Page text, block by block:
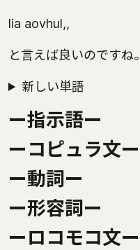
lia aovhul,,
と言えば良いのですね。
新しい単語
ー指示語ー
ーコピュラ文ー
ー動詞ー
ー形容詞ー
ーロコモコ文ー